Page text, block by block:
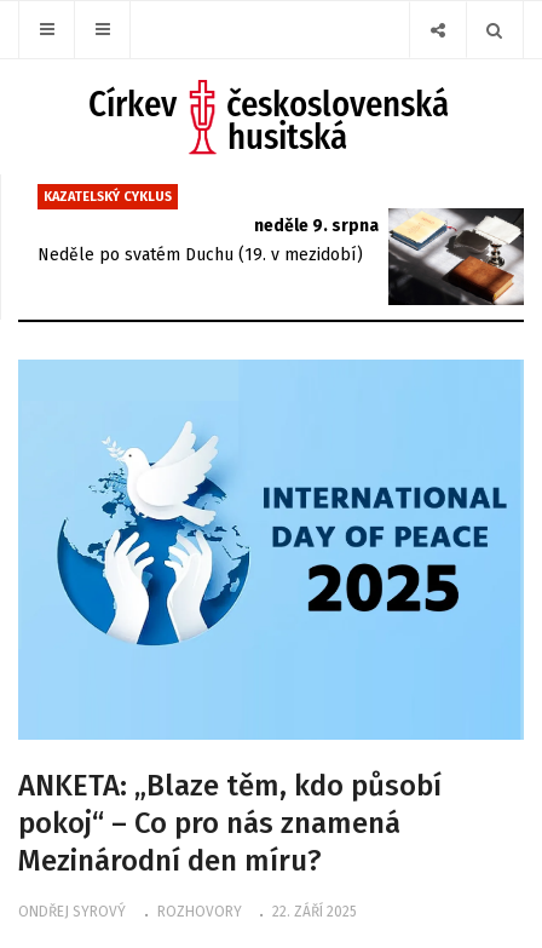
KAZATELSKÝ CYKLUS
neděle 9. srpna
Neděle po svatém Duchu (19. v mezidobí)
ANKETA: „Blaze těm, kdo působí
pokoj“ – Co pro nás znamená
Mezinárodní den míru?
ONDŘEJ SYROVÝ ROZHOVORY 22. ZÁŘÍ 2025